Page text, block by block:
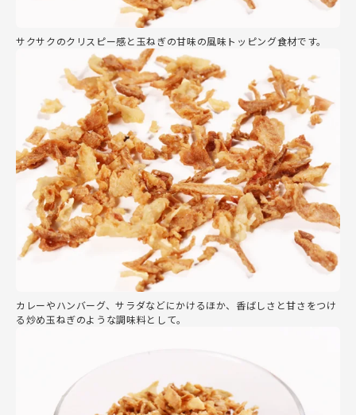
サクサクのクリスピー感と玉ねぎの甘味の風味トッピング食材です。
カレーやハンバーグ、サラダなどにかけるほか、香ばしさと甘さをつけ
る炒め玉ねぎのような調味料として。